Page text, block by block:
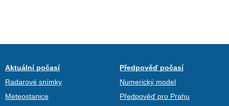
Aktuální počasí
Radarové snímky
Meteostanice
Předpověď počasí
Numerický model
Předpověď pro Prahu